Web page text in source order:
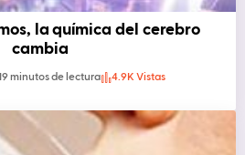
la química del cerebro
cambia
minutos de lectura 4.9K Vistas